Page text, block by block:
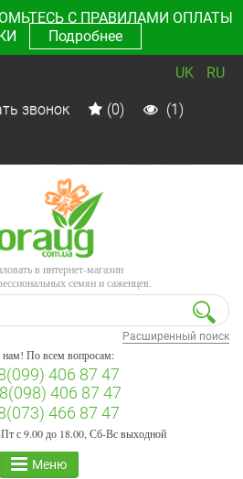
С ПРАВИЛАМИ ОПЛАТЫ
Подробнее
UK RU
звонок (0) (1)
в интернет-магазин
семян и саженцев.
Расширенный поиск
нам! По всем вопросам:
406 87 47
406 87 47
466 87 47
с 9.00 до 18.00, Сб-Вс выходной
Меню